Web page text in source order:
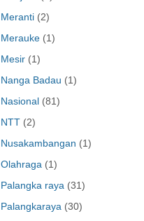
Meranti (2)
Merauke (1)
Mesir (1)
Nanga Badau (1)
Nasional (81)
NTT (2)
Nusakambangan (1)
Olahraga (1)
Palangka raya (31)
Palangkaraya (30)